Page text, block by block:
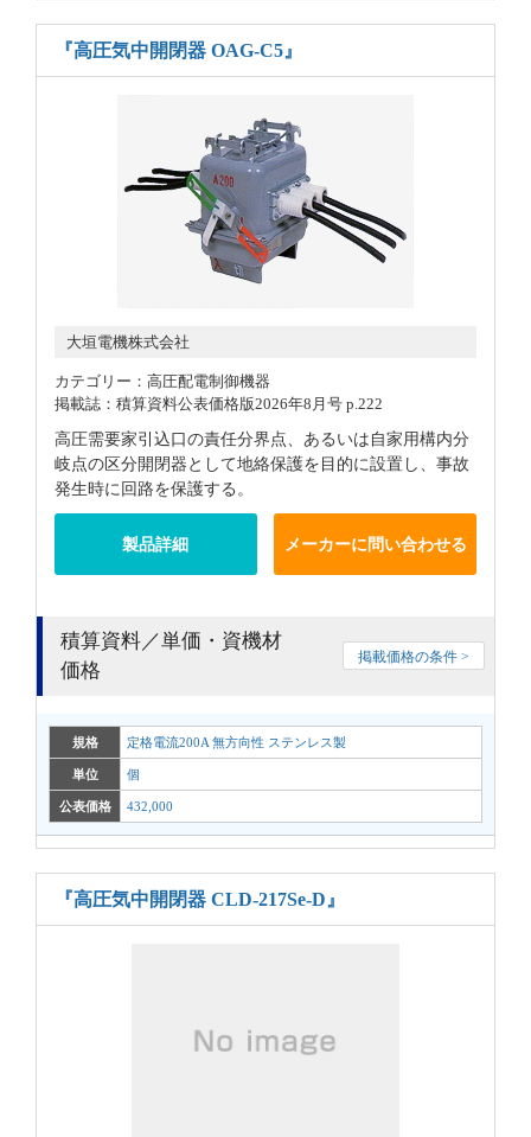
『高圧気中開閉器 OAG-C5』
大垣電機株式会社
カテゴリー：高圧配電制御機器
掲載誌：積算資料公表価格版2026年8月号 p.222
高圧需要家引込口の責任分界点、あるいは自家用構内分
岐点の区分開閉器として地絡保護を目的に設置し、事故
発生時に回路を保護する。
製品詳細 メーカーに問い合わせる
積算資料／単価・資機材
価格
掲載価格の条件 >
規格 定格電流200A 無方向性 ステンレス製
単位 個
公表価格 432,000
『高圧気中開閉器 CLD-217Se-D』